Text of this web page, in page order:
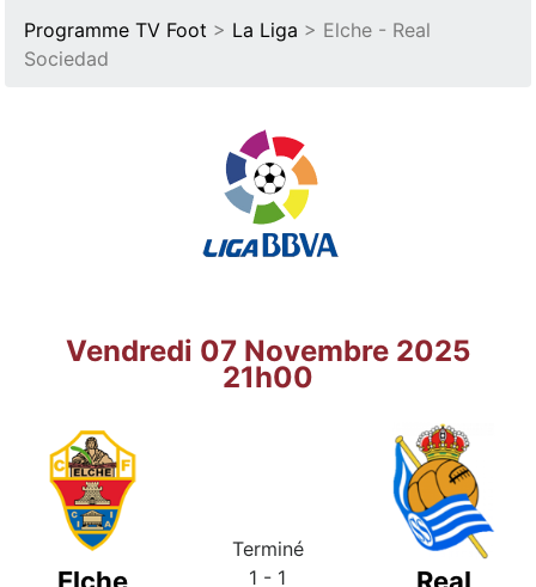
Programme TV Foot > La Liga > Elche - Real
Sociedad
Vendredi 07 Novembre 2025
21h00
Terminé
1 - 1